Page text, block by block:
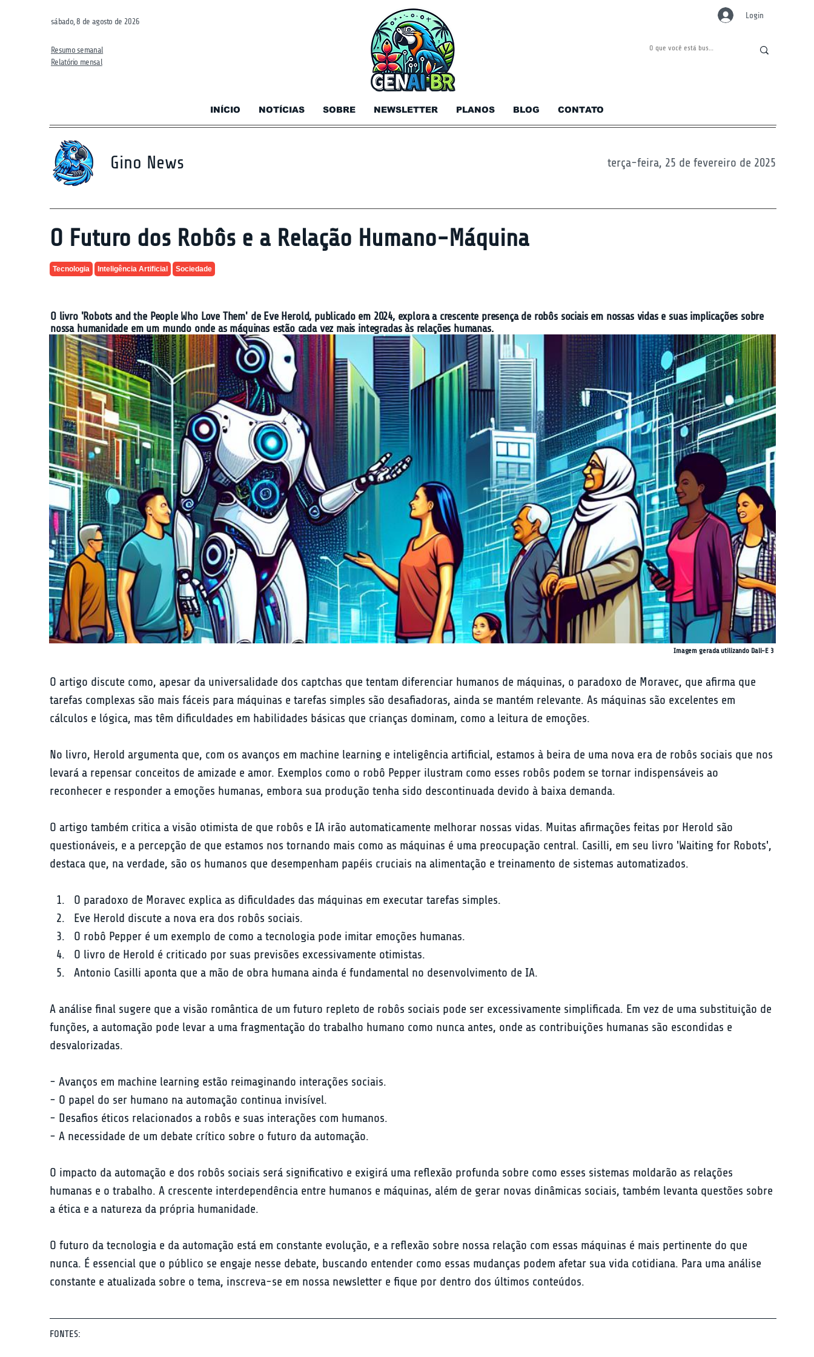
sábado, 8 de agosto de 2026
Resumo semanal
Relatório mensal
INÍCIO NOTÍCIAS SOBRE NEWSLETTER PLANOS BLOG CONTATO
Login
Gino News terça-feira, 25 de fevereiro de 2025
O Futuro dos Robôs e a Relação Humano-Máquina
Tecnologia Inteligência Artificial Sociedade
O livro 'Robots and the People Who Love Them' de Eve Herold, publicado em 2024, explora a crescente presença de robôs sociais em nossas vidas e suas implicações sobre
nossa humanidade em um mundo onde as máquinas estão cada vez mais integradas às relações humanas.
Imagem gerada utilizando Dall-E 3
O artigo discute como, apesar da universalidade dos captchas que tentam diferenciar humanos de máquinas, o paradoxo de Moravec, que afirma que
tarefas complexas são mais fáceis para máquinas e tarefas simples são desafiadoras, ainda se mantém relevante. As máquinas são excelentes em
cálculos e lógica, mas têm dificuldades em habilidades básicas que crianças dominam, como a leitura de emoções.
No livro, Herold argumenta que, com os avanços em machine learning e inteligência artificial, estamos à beira de uma nova era de robôs sociais que nos
levará a repensar conceitos de amizade e amor. Exemplos como o robô Pepper ilustram como esses robôs podem se tornar indispensáveis ao
reconhecer e responder a emoções humanas, embora sua produção tenha sido descontinuada devido à baixa demanda.
O artigo também critica a visão otimista de que robôs e IA irão automaticamente melhorar nossas vidas. Muitas afirmações feitas por Herold são
questionáveis, e a percepção de que estamos nos tornando mais como as máquinas é uma preocupação central. Casilli, em seu livro 'Waiting for Robots',
destaca que, na verdade, são os humanos que desempenham papéis cruciais na alimentação e treinamento de sistemas automatizados.
O paradoxo de Moravec explica as dificuldades das máquinas em executar tarefas simples.
Eve Herold discute a nova era dos robôs sociais.
O robô Pepper é um exemplo de como a tecnologia pode imitar emoções humanas.
O livro de Herold é criticado por suas previsões excessivamente otimistas.
Antonio Casilli aponta que a mão de obra humana ainda é fundamental no desenvolvimento de IA.
A análise final sugere que a visão romântica de um futuro repleto de robôs sociais pode ser excessivamente simplificada. Em vez de uma substituição de
funções, a automação pode levar a uma fragmentação do trabalho humano como nunca antes, onde as contribuições humanas são escondidas e
desvalorizadas.
- Avanços em machine learning estão reimaginando interações sociais.
- O papel do ser humano na automação continua invisível.
- Desafios éticos relacionados a robôs e suas interações com humanos.
- A necessidade de um debate crítico sobre o futuro da automação.
O impacto da automação e dos robôs sociais será significativo e exigirá uma reflexão profunda sobre como esses sistemas moldarão as relações
humanas e o trabalho. A crescente interdependência entre humanos e máquinas, além de gerar novas dinâmicas sociais, também levanta questões sobre
a ética e a natureza da própria humanidade.
O futuro da tecnologia e da automação está em constante evolução, e a reflexão sobre nossa relação com essas máquinas é mais pertinente do que
nunca. É essencial que o público se engaje nesse debate, buscando entender como essas mudanças podem afetar sua vida cotidiana. Para uma análise
constante e atualizada sobre o tema, inscreva-se em nossa newsletter e fique por dentro dos últimos conteúdos.
FONTES: